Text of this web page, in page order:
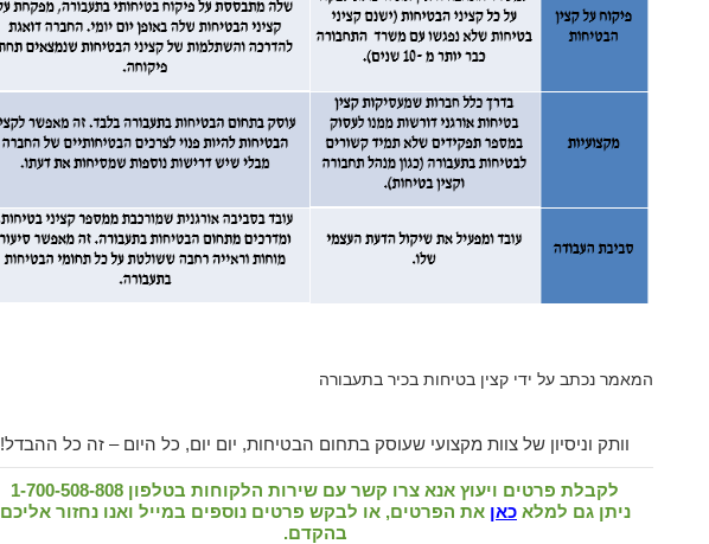
המאמר נכתב על ידי קצין בטיחות בכיר בתעבורה
וותק וניסיון של צוות מקצועי שעוסק בתחום הבטיחות, יום יום, כל היום – זה כל ההבדל!
לקבלת פרטים ויעוץ אנא צרו קשר עם שירות הלקוחות בטלפון 1-700-508-808
ניתן גם למלאכאן את הפרטים, או לבקש פרטים נוספים במייל ואנו נחזור אליכם
בהקדם.